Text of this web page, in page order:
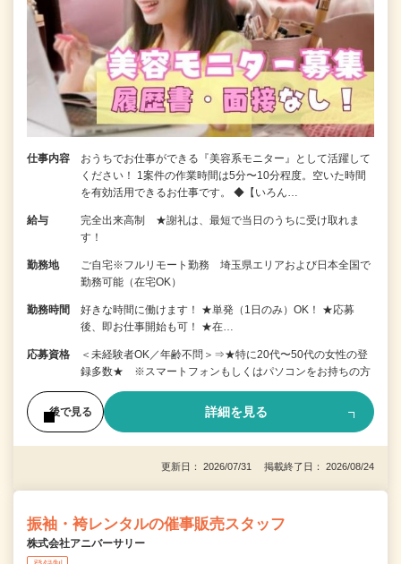
仕事内容
おうちでお仕事ができる『美容系モニター』として活躍して
ください！ 1案件の作業時間は5分〜10分程度。空いた時間
を有効活用できるお仕事です。 ◆【いろん…
給与
完全出来高制 ★謝礼は、最短で当日のうちに受け取れま
す！
勤務地
ご自宅※フルリモート勤務 埼玉県エリアおよび日本全国で
勤務可能（在宅OK）
勤務時間
好きな時間に働けます！ ★単発（1日のみ）OK！ ★応募
後、即お仕事開始も可！ ★在…
応募資格
＜未経験者OK／年齢不問＞⇒★特に20代〜50代の女性の登
録多数★ ※スマートフォンもしくはパソコンをお持ちの方
後で見る 詳細を見る
更新日： 2026/07/31 掲載終了日： 2026/08/24
振袖・袴レンタルの催事販売スタッフ
株式会社アニバーサリー